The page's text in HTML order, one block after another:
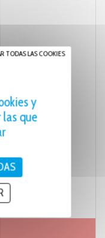
y
que
TODAS LAS COOKIES